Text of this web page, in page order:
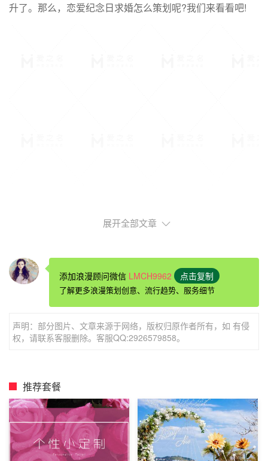
升了。那么，恋爱纪念日求婚怎么策划呢?我们来看看吧!
恋爱纪念日求婚：玫瑰花田求婚
如果恋爱纪念日正好在春天，在温暖的春风之中，沐浴
在阳光的午后，牵着她的手散步在这片灿烂的花田。红的玫
爱不释手，玫瑰花田的中央，让她停下，轻轻的摘下一朵玫
瑰花送给爱的她，这个时候，拿过早已准备好的乐器，为她
的海洋之中向她
她幸福的力量。
展开全部文章
添加浪漫顾问微信 LMCH9962 点击复制
了解更多浪漫策划创意、流行趋势、服务细节
声明：部分图片、文章来源于网络，版权归原作者所有，如 有侵
权，请联系客服删除。客服QQ:2926579858。
推荐套餐